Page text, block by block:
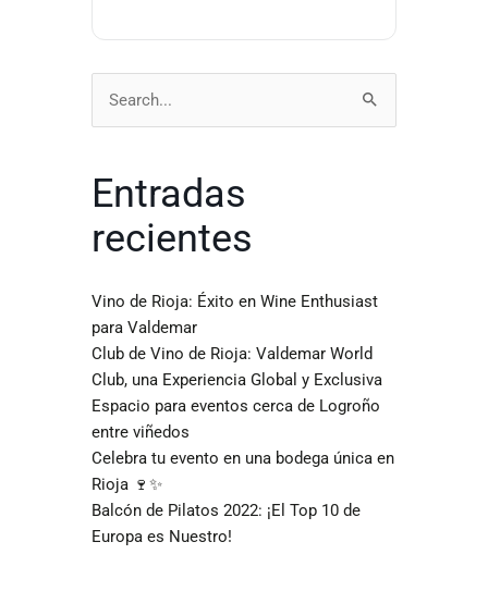
Buscar
por:
Entradas
recientes
Vino de Rioja: Éxito en Wine Enthusiast
para Valdemar
Club de Vino de Rioja: Valdemar World
Club, una Experiencia Global y Exclusiva
Espacio para eventos cerca de Logroño
entre viñedos
Celebra tu evento en una bodega única en
Rioja 🍷✨
Balcón de Pilatos 2022: ¡El Top 10 de
Europa es Nuestro!